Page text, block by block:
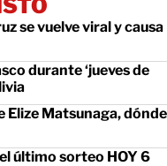
se vuelve viral y causa
durante ‘jueves de
Elize Matsunaga, dónde
último sorteo HOY 6